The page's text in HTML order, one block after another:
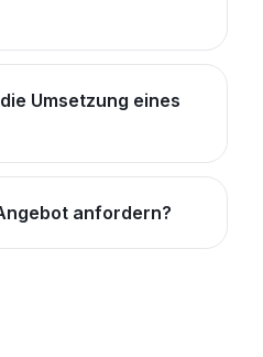
Umsetzung eines
anfordern?